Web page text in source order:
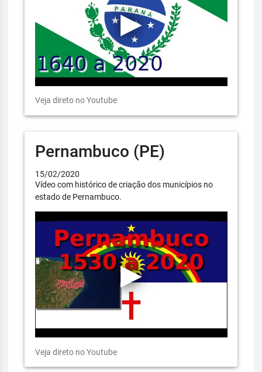
Veja direto no Youtube
Pernambuco (PE)
15/02/2020
Vídeo com histórico de criação dos municípios no
estado de Pernambuco.
Veja direto no Youtube